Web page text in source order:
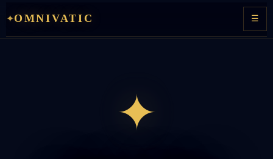
содержимому
✦OMNIVATIC ☰
✦